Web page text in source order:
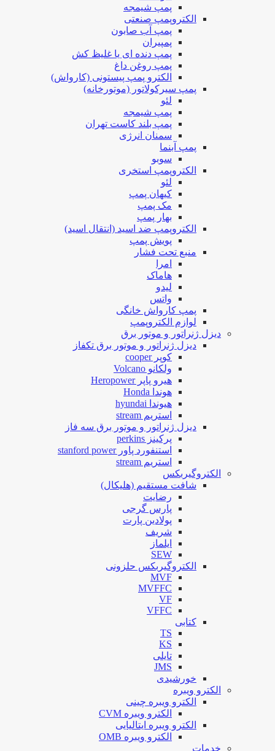
پمپ شیمجه
الکتروپمپ صنعتی
پمپ آب صابون
پمپیران
پمپ دنده ای یا غلیظ کش
پمپ روغن داغ
الکترو پمپ پیستونی (کارواش)
پمپ سیرکولاتور (موتورخانه)
لئو
پمپ شیمجه
پمپ بلند کاست تهران
سمنان انرژی
پمپ آبنما
سوبو
الکتروپمپ استخری
لئو
کیهان پمپ
مک پمپ
بهار پمپ
الکتروپمپ ضد اسید (انتقال اسید)
پویش پمپ
منبع تحت فشار
امرا
هاماک
لیدو
واتس
پمپ کارواش خانگی
لوازم الکتروپمپ
دیزل ژنراتور و موتور برق
دیزل ژنراتور و موتور برق تکفاز
کوپر cooper
ولکانو Volcano
هیرو پاپر Heropower
هوندا Honda
هیوندا hyundai
استریم stream
دیزل ژنراتور و موتور برق سه فاز
پرکینز perkins
استنفورد پاور stanford power
استریم stream
الکتروگیربکس
شافت مستقیم (هلیکال)
رضایت
پارس گرجی
پولادین پارت
شریف
ایلماز
SEW
الکتروگیربکس حلزونی
MVF
MVFFC
VF
VFFC
کتابی
TS
KS
تایلی
JMS
خورشیدی
الکترو ویبره
الکترو ویبره چینی
الکترو ویبره CVM
الکترو ویبره ایتالیایی
الکترو ویبره OMB
خدمات